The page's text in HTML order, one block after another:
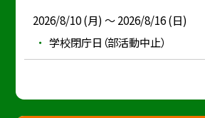
2026/8/10 (月) ～ 2026/8/16 (日)
学校閉庁日（部活動中止）